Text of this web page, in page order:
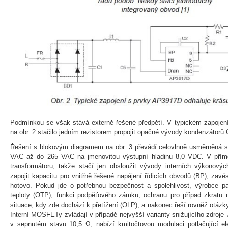
Podmínkou se však stává externě řešené předpětí. V typickém
na obr. 2 stačilo jedním rezistorem propojit opačné vývody kondenzátorů
Řešení s blokovým diagramem na obr. 3 převádí celovlnně usměrněná
VAC až do 265 VAC na jmenovitou výstupní hladinu 8,0 VDC. V
transformátoru, takže stačí jen obsloužit vývody interních
zapojit kapacitu pro vnitřně řešené napájení řídicích obvodů (BP),
hotovo. Pokud jde o potřebnou bezpečnost a spolehlivost, výrobce
teploty (OTP), funkci podpěťového zámku, ochranu pro případ
situace, kdy zde dochází k přetížení (OLP), a nakonec řeší rovněž
Interní MOSFETy zvládají v případě nejvyšší varianty snižujícího zdroje
v sepnutém stavu 10,5 Ω, nabízí kmitočtovou modulaci potlačující